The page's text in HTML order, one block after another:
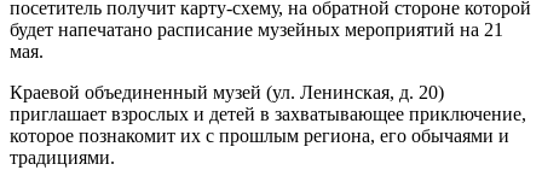
посетитель получит карту-схему, на обратной стороне которой
будет напечатано расписание музейных мероприятий на 21
мая.
Краевой объединенный музей (ул. Ленинская, д. 20)
приглашает взрослых и детей в захватывающее приключение,
которое познакомит их с прошлым региона, его обычаями и
традициями.